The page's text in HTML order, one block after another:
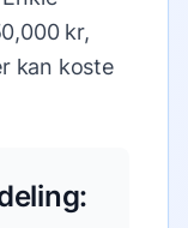
kr,
kan koste